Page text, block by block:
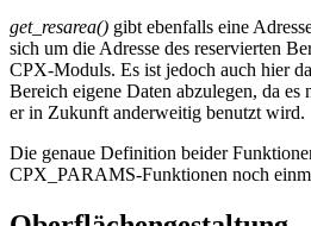
get_resarea() gibt ebenfalls eine
sich um die Adresse des reservierten
CPX-Moduls. Es ist jedoch auch hier
Bereich eigene Daten abzulegen, da es
er in Zukunft anderweitig benutzt wird.
Die genaue Definition beider
CPX_PARAMS-Funktionen noch